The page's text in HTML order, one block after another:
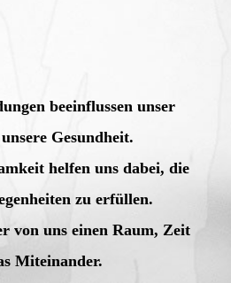
beeinflussen unser
Gesundheit.
helfen uns dabei, die
zu erfüllen.
von uns einen Raum, Zeit
Miteinander.